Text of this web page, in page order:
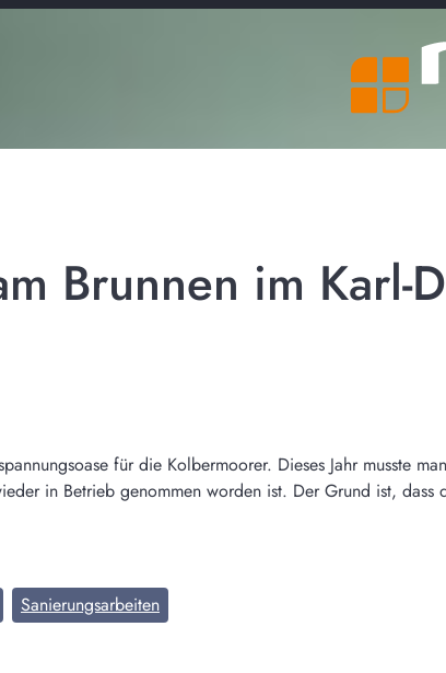
Brunnen im Karl-
für die Kolbermoorer. Dieses Jahr musste
in Betrieb genommen worden ist. Der Grund ist, dass
Sanierungsarbeiten